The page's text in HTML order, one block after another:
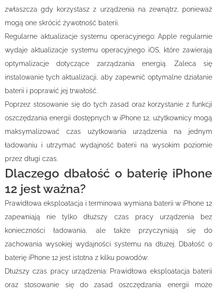
zwłaszcza gdy korzystasz z urządzenia na zewnątrz, ponieważ
mogą one skrócić żywotność baterii.
Regularne aktualizacje systemu operacyjnego: Apple regularnie
wydaje aktualizacje systemu operacyjnego iOS, które zawierają
optymalizacje dotyczące zarządzania energią. Zaleca się
instalowanie tych aktualizacji, aby zapewnić optymalne działanie
baterii i poprawić jej trwałość.
Poprzez stosowanie się do tych zasad oraz korzystanie z funkcji
oszczędzania energii dostępnych w iPhone 12, użytkownicy mogą
maksymalizować czas użytkowania urządzenia na jednym
ładowaniu i utrzymać wydajność baterii na wysokim poziomie
przez długi czas.
Dlaczego dbałość o baterię iPhone
12 jest ważna?
Prawidłowa eksploatacja i terminowa wymiana baterii w iPhone 12
zapewniają nie tylko dłuższy czas pracy urządzenia bez
konieczności ładowania, ale także przyczyniają się do
zachowania wysokiej wydajności systemu na dłużej. Dbałość o
baterię iPhone 12 jest istotna z kilku powodów:
Dłuższy czas pracy urządzenia: Prawidłowa eksploatacja baterii
oraz stosowanie się do zasad oszczędzania energii może